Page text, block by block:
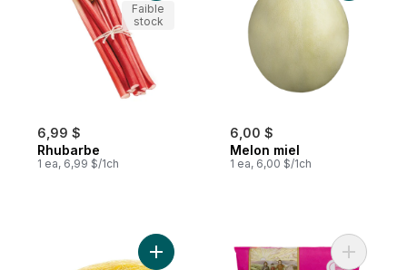
6,99 $
Rhubarbe
1 ea, 6,99 $/1ch
Faible
stock
6,00 $
Melon miel
1 ea, 6,00 $/1ch
Ajouter Melons Hami au panier Ajouter